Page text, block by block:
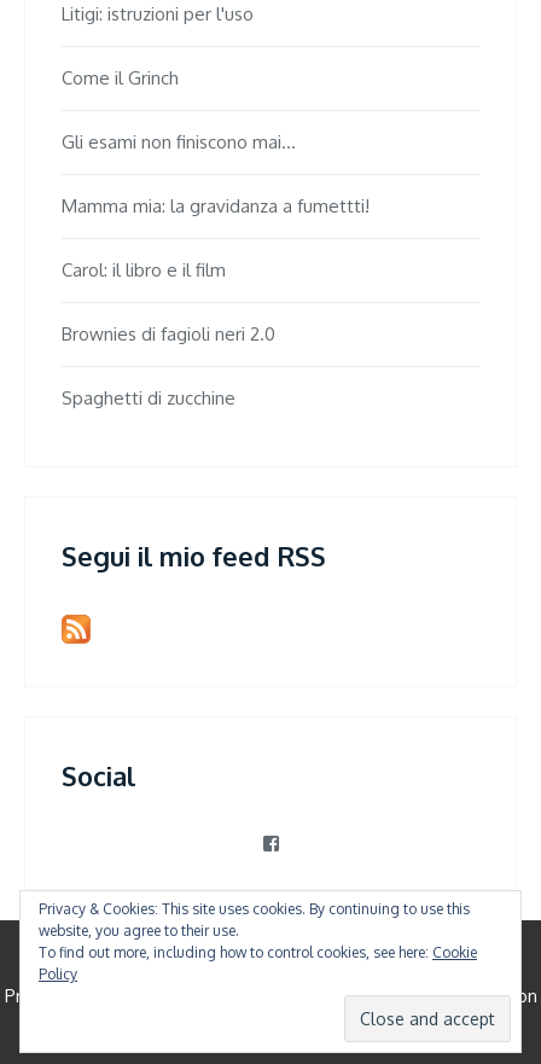
Litigi: istruzioni per l'uso
Come il Grinch
Gli esami non finiscono mai...
Mamma mia: la gravidanza a fumettti!
Carol: il libro e il film
Brownies di fagioli neri 2.0
Spaghetti di zucchine
Segui il mio feed RSS
Social
View
on
Facebook
© All Right Reserved
Proudly powered by WordPress
Theme: Shree Clean byCanyon
Privacy & Cookies: This site uses cookies. By continuing to use this
website, you agree to their use.
To find out more, including how to control cookies, see here: Cookie
Policy